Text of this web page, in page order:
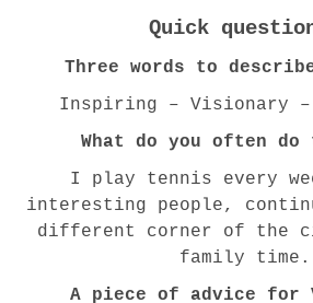
Quick
Three words to
Inspiring – Visionary –
What do you often
I play tennis every
interesting people,
different corner of the
family time.
A piece of advice for